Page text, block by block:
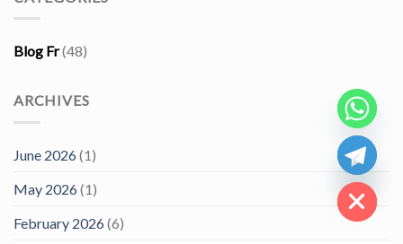
Blog Fr(48)
ARCHIVES
June 2026(1)
May 2026(1)
February 2026(6)
HIDE
CHATY